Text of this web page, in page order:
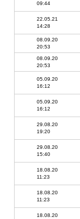
09:44
22.05.21
14:28
08.09.20
20:53
08.09.20
20:53
05.09.20
16:12
05.09.20
16:12
29.08.20
19:20
29.08.20
15:40
18.08.20
11:23
18.08.20
11:23
18.08.20